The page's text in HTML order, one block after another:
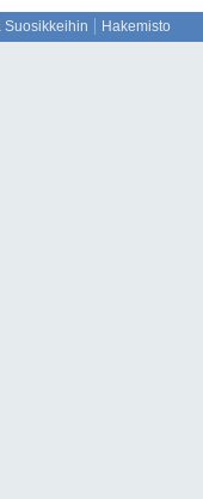
Suosikkeihin Hakemisto